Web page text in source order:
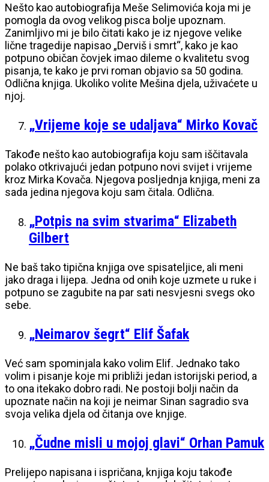
Nešto kao autobiografija Meše Selimovića koja mi je
pomogla da ovog velikog pisca bolje upoznam.
Zanimljivo mi je bilo čitati kako je iz njegove velike
lične tragedije napisao „Derviš i smrt“, kako je kao
potpuno običan čovjek imao dileme o kvalitetu svog
pisanja, te kako je prvi roman objavio sa 50 godina.
Odlična knjiga. Ukoliko volite Mešina djela, uživaćete u
njoj.
„Vrijeme koje se udaljava“ Mirko Kovač
Takođe nešto kao autobiografija koju sam iščitavala
polako otkrivajući jedan potpuno novi svijet i vrijeme
kroz Mirka Kovača. Njegova posljednja knjiga, meni za
sada jedina njegova koju sam čitala. Odlična.
„Potpis na svim stvarima“ Elizabeth
Gilbert
Ne baš tako tipična knjiga ove spisateljice, ali meni
jako draga i lijepa. Jedna od onih koje uzmete u ruke i
potpuno se zagubite na par sati nesvjesni svegs oko
sebe.
„Neimarov šegrt“ Elif Šafak
Već sam spominjala kako volim Elif. Jednako tako
volim i pisanje koje mi približi jedan istorijski period, a
to ona itekako dobro radi. Ne postoji bolji način da
upoznate način na koji je neimar Sinan sagradio sva
svoja velika djela od čitanja ove knjige.
„Čudne misli u mojoj glavi“ Orhan Pamuk
Prelijepo napisana i ispričana, knjiga koju takođe